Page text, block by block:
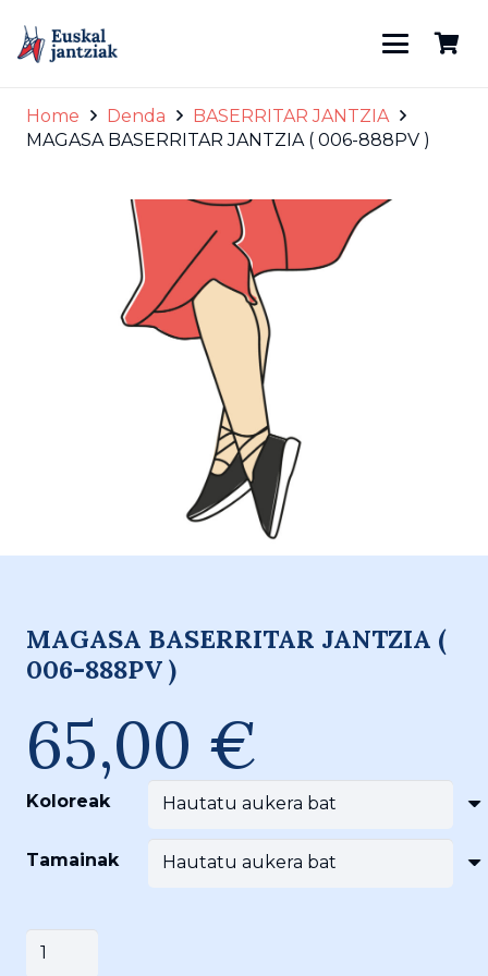
Home Denda
BASERRITAR JANTZIA
MAGASA BASERRITAR JANTZIA ( 006-888PV )
MAGASA BASERRITAR JANTZIA (
006-888PV )
65,00 €
Koloreak
Tamainak